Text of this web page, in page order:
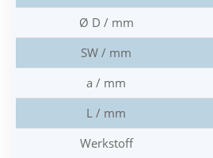
Ø D / mm
SW / mm
a / mm
L / mm
Werkstoff